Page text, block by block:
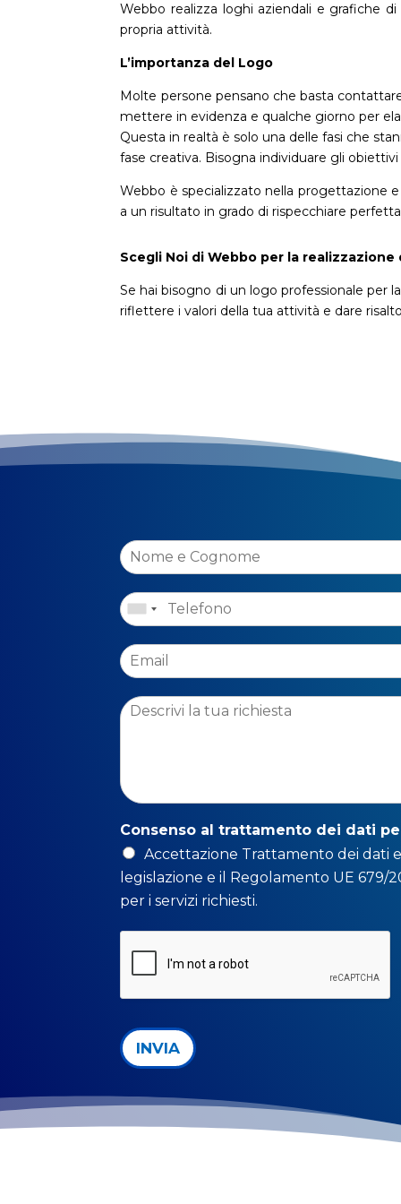
Webbo realizza loghi aziendali e grafiche
propria attività.
L’importanza del Logo
Molte persone pensano che basta
mettere in evidenza e qualche giorno per
Questa in realtà è solo una delle fasi che
fase creativa. Bisogna individuare gli
Webbo è specializzato nella progettazione
a un risultato in grado di rispecchiare
Scegli Noi di Webbo per la
Se hai bisogno di un logo professionale per
riflettere i valori della tua attività e dare
Consenso al trattamento dei dati
Accettazione Trattamento dei dati
legislazione e il Regolamento UE
per i servizi richiesti.
INVIA